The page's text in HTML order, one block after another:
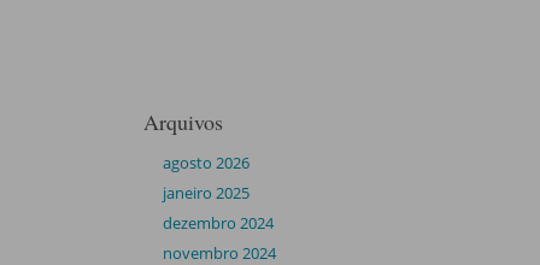
Arquivos
agosto 2026
janeiro 2025
dezembro 2024
novembro 2024